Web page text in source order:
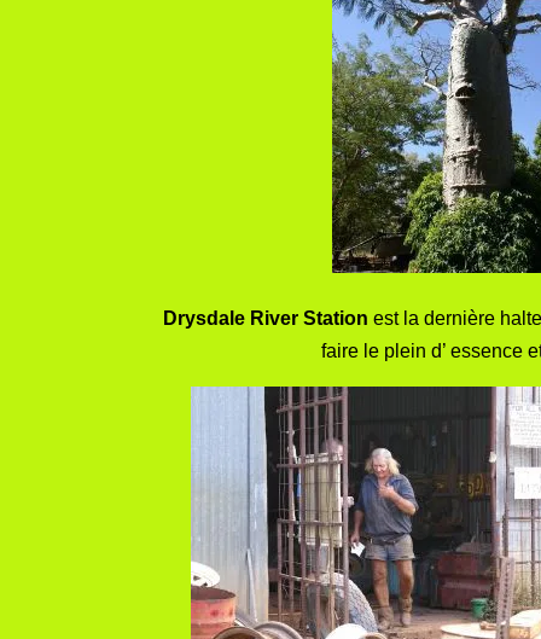
Drysdale River Station est la dernière
faire le plein d’ essence